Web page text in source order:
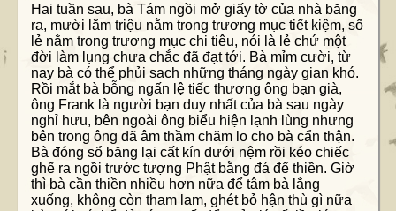
Hai tuần sau, bà Tám ngồi mở giấy tờ của nhà băng
ra, mười lăm triệu nằm trong trương mục tiết kiệm, số
lẻ nằm trong trương mục chi tiêu, nói là lẻ chứ một
đời làm lụng chưa chắc đã đạt tới. Bà mỉm cười, từ
nay bà có thể phủi sạch những tháng ngày gian khó.
Rồi mắt bà bỗng ngấn lệ tiếc thương ông bạn già,
ông Frank là người bạn duy nhất của bà sau ngày
nghỉ hưu, bên ngoài ông biểu hiện lạnh lùng nhưng
bên trong ông đã âm thầm chăm lo cho bà cẩn thận.
Bà đóng sổ băng lại cất kín dưới nệm rồi kéo chiếc
ghế ra ngồi trước tượng Phật bằng đá để thiền. Giờ
thì bà cần thiền nhiều hơn nữa để tâm bà lắng
xuống, không còn tham lam, ghét bỏ hận thù gì nữa